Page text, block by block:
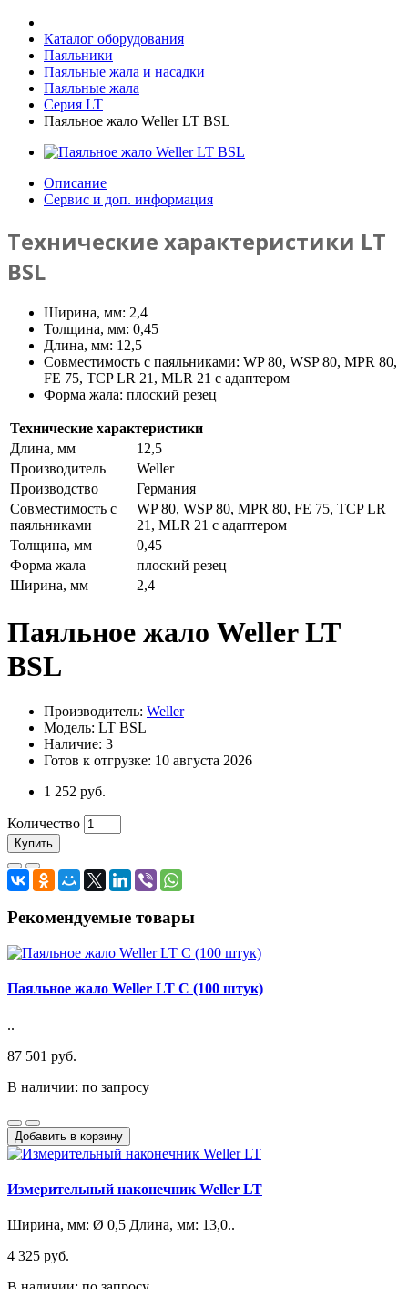
Каталог оборудования
Паяльники
Паяльные жала и насадки
Паяльные жала
Серия LT
Паяльное жало Weller LT BSL
Описание
Сервис и доп. информация
Технические характеристики LT
BSL
Ширина, мм: 2,4
Толщина, мм: 0,45
Длина, мм: 12,5
Совместимость с паяльниками: WP 80, WSP 80, MPR 80,
FE 75, TCP LR 21, MLR 21 с адаптером
Форма жала: плоский резец
Технические характеристики
Длина, мм
12,5
Производитель
Weller
Производство
Германия
Совместимость с
паяльниками
WP 80, WSP 80, MPR 80, FE 75, TCP LR
21, MLR 21 с адаптером
Толщина, мм
0,45
Форма жала
плоский резец
Ширина, мм
2,4
Паяльное жало Weller LT
BSL
Производитель: Weller
Модель: LT BSL
Наличие: 3
Готов к отгрузке: 10 августа 2026
1 252 руб.
Количество
Купить
Рекомендуемые товары
Паяльное жало Weller LT C (100 штук)
..
87 501 руб.
В наличии: по запросу
Добавить в корзину
Измерительный наконечник Weller LT
Ширина, мм: Ø 0,5 Длина, мм: 13,0..
4 325 руб.